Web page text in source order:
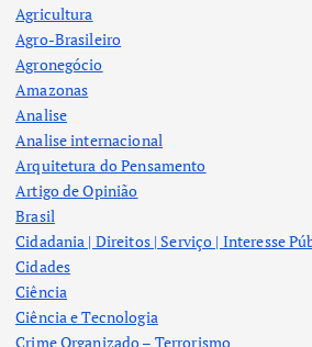
Agricultura
Agro-Brasileiro
Agronegócio
Amazonas
Analise
Analise internacional
Arquitetura do Pensamento
Artigo de Opinião
Brasil
Cidadania | Direitos | Serviço | Interesse
Cidades
Ciência
Ciência e Tecnologia
Crime Organizado – Terrorismo